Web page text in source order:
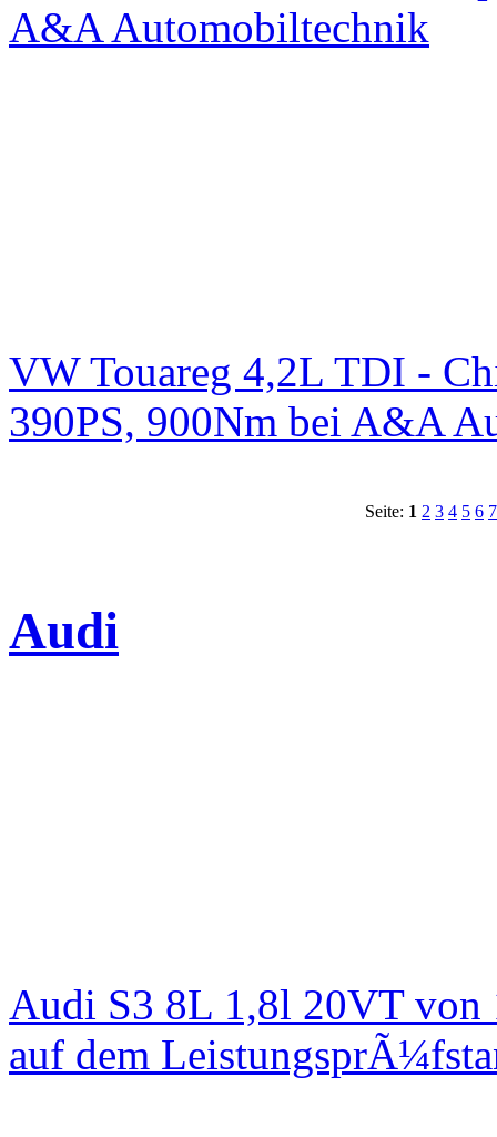
A&A Automobiltechnik
VW Touareg 4,2L TDI -
390PS, 900Nm bei A&A
Seite: 1 2 3 4 5 6 7
Audi
Audi S3 8L 1,8l 20VT von
auf dem